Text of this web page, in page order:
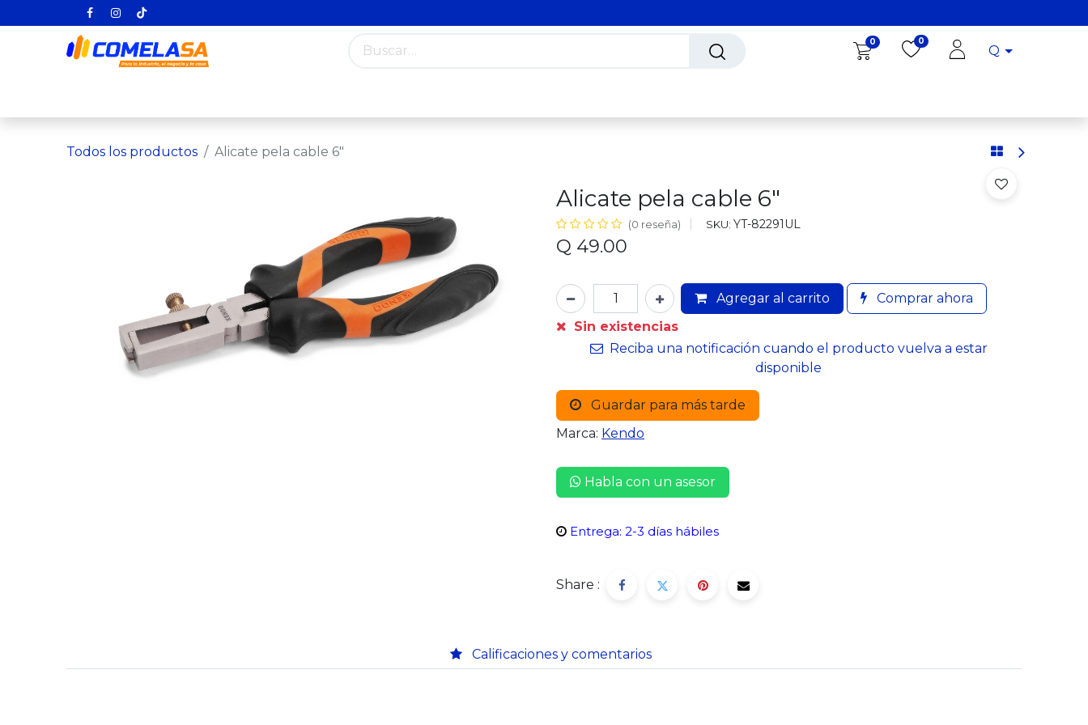
0 0
Q
Todos los productos Alicate pela cable 6"
Alicate pela cable 6"
(0 reseña) SKU: YT-82291UL
Q 49.00
Agregar al carrito
Comprar ahora
Sin existencias
Reciba una notificación cuando el producto vuelva a estar
disponible
Guardar para más tarde
Marca: Kendo
Habla con un asesor
Entrega: 2-3 días hábiles
Share :
Calificaciones y comentarios